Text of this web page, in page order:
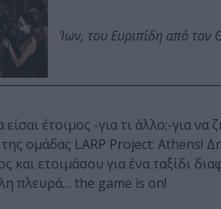
Ίων, του Ευριπίδη από
είσαι έτοιμος -για τι άλλο;-για
ομάδας LARP Project: Athens!
και ετοιμάσου για ένα ταξίδι
πλευρά… the game is on!